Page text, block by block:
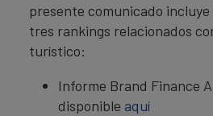
presente comunicado
tres rankings relacionados
turístico:
Informe Brand Finance
disponible aquí